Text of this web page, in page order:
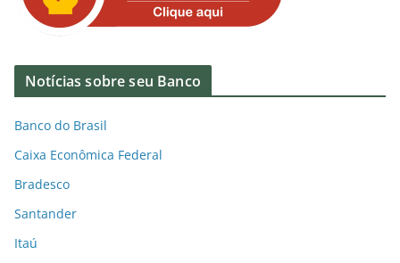
Notícias sobre seu Banco
Banco do Brasil
Caixa Econômica Federal
Bradesco
Santander
Itaú